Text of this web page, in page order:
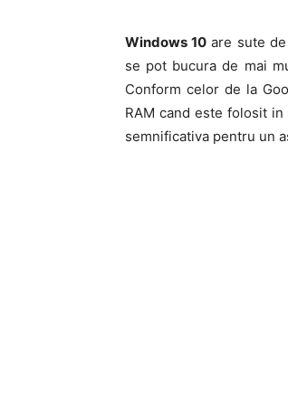
Windows 10 are sute
se pot bucura de mai
Conform celor de la
RAM cand este folosit
semnificativa pentru un